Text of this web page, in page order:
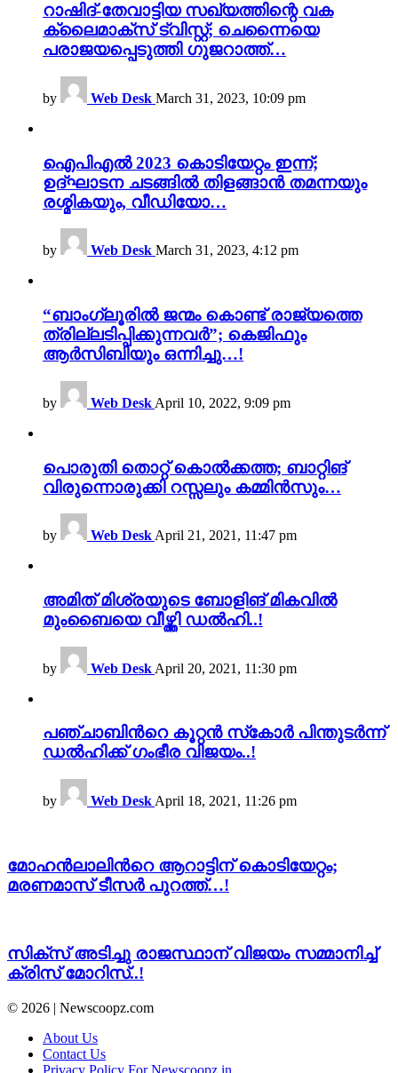
റാഷിദ്-തേവാട്ടിയ സഖ്യത്തിന്റെ വക
ക്ലൈമാക്സ് ട്വിസ്റ്റ്; ചെന്നൈയെ
പരാജയപ്പെടുത്തി ഗുജറാത്ത്…
by Web Desk March 31, 2023, 10:09 pm
ഐപിഎൽ 2023 കൊടിയേറ്റം ഇന്ന്;
ഉദ്ഘാടന ചടങ്ങിൽ തിളങ്ങാൻ തമന്നയും
രശ്മികയും, വീഡിയോ…
by Web Desk March 31, 2023, 4:12 pm
“ബാംഗ്ലൂരിൽ ജന്മം കൊണ്ട് രാജ്യത്തെ
ത്രില്ലടിപ്പിക്കുന്നവർ”; കെജിഫും
ആർസിബിയും ഒന്നിച്ചു…!
by Web Desk April 10, 2022, 9:09 pm
പൊരുതി തൊറ്റ് കൊൽക്കത്ത; ബാറ്റിങ്
വിരുന്നൊരുക്കി റസ്സലും കമ്മിൻസും…
by Web Desk April 21, 2021, 11:47 pm
അമിത് മിശ്രയുടെ ബോളിങ് മികവിൽ
മുംബൈയെ വീഴ്ത്തി ഡൽഹി..!
by Web Desk April 20, 2021, 11:30 pm
പഞ്ചാബിന്‍റെ കൂറ്റൻ സ്‌കോർ പിന്തുടർന്ന്
ഡൽഹിക്ക് ഗംഭീര വിജയം..!
by Web Desk April 18, 2021, 11:26 pm
മോഹൻലാലിന്‍റെ ആറാട്ടിന് കൊടിയേറ്റം;
മരണമാസ് ടീസർ പുറത്ത്…!
സിക്സ് അടിച്ചു രാജസ്ഥാന് വിജയം സമ്മാനിച്ച്‌
ക്രിസ് മോറിസ്..!
© 2026 | Newscoopz.com
About Us
Contact Us
Privacy Policy For Newscoopz.in